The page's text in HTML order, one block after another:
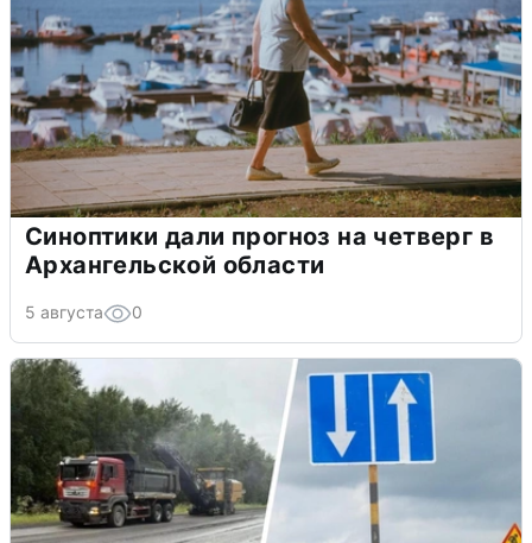
Синоптики дали прогноз на четверг в
Архангельской области
5 августа 0